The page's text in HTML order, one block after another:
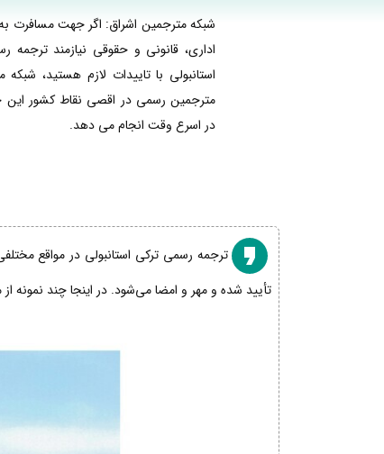
شبکه مترجمین اشراق: اگر جهت مسافرت به
اداری، قانونی و حقوقی نیازمند ترجمه
استانبولی با تاییدات لازم هستید،
مترجمین رسمی در اقصی نقاط کشور این
در اسرع وقت انجام می دهد.
ترجمه رسمی ترکی استانبولی در مواقع
تأیید شده و مهر و امضا می‌شود. در اینجا چند نمونه